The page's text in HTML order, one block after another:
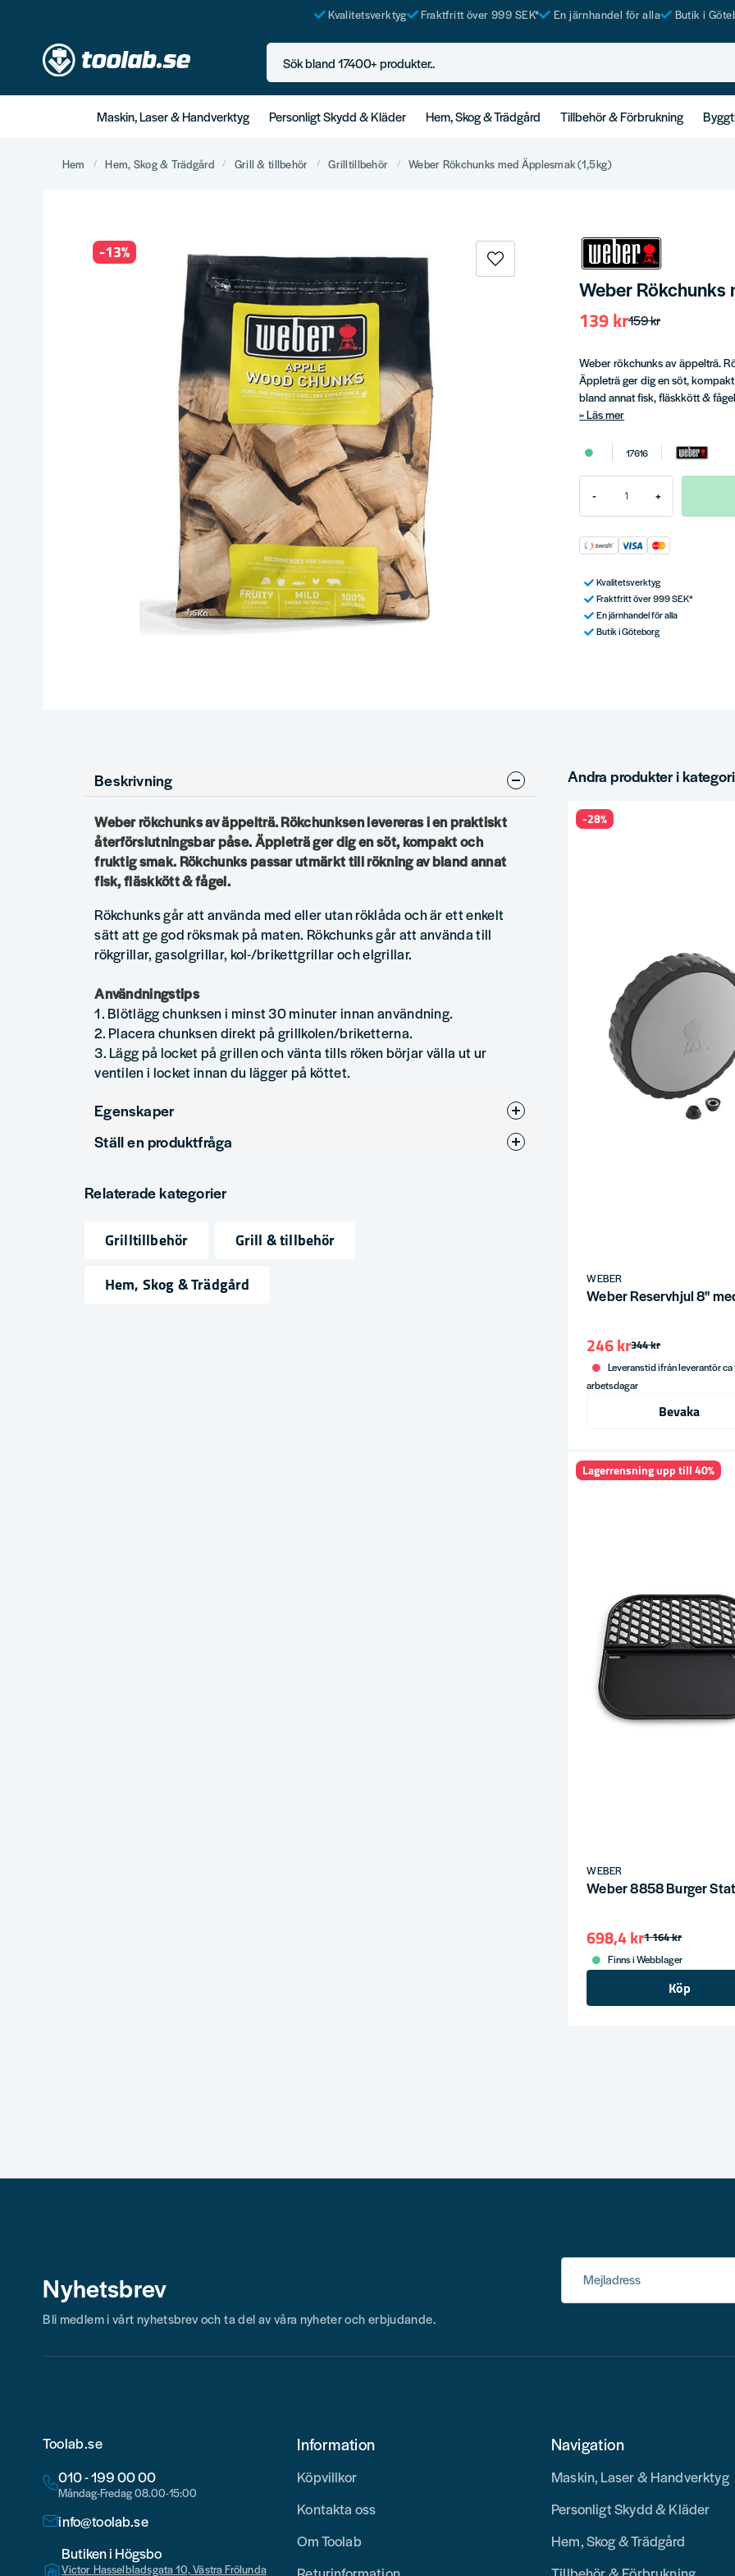
Kvalitetsverktyg Fraktfritt över 999 SEK* En järnhandel för alla Butik i
Sök bland 17400+ produkter..
Maskin, Laser & Handverktyg Personligt Skydd & Kläder Hem, Skog & Trädgård Tillbehör & Förbrukning
Hem Hem, Skog & Trädgård Grill & tillbehör Grilltillbehör Weber Rökchunks med Äpplesmak (1,5kg)
-13%
Weber
159 kr
139 kr
Weber rökchunks av äppelträ.
Äppleträ ger dig en söt,
bland annat fisk, fläskkött &
Läs mer
17616
- +
Kvalitetsverktyg
Fraktfritt över 999 SEK*
En järnhandel för alla
Butik i Göteborg
Beskrivning
Weber rökchunks av äppelträ. Rökchunksen levereras i en praktiskt
återförslutningsbar påse. Äppleträ ger dig en söt, kompakt och
fruktig smak. Rökchunks passar utmärkt till rökning av bland annat
fisk, fläskkött & fågel.
Rökchunks går att använda med eller utan röklåda och är ett enkelt
sätt att ge god röksmak på maten. Rökchunks går att använda till
rökgrillar, gasolgrillar, kol-/brikettgrillar och elgrillar.
Användningstips
1. Blötlägg chunksen i minst 30 minuter innan användning.
2. Placera chunksen direkt på grillkolen/briketterna.
3. Lägg på locket på grillen och vänta tills röken börjar välla ut ur
ventilen i locket innan du lägger på köttet.
Egenskaper
Produkttyp
Ställ en produktfråga
Fråga oss något om denna produkten...
Relaterade kategorier
Grilltillbehör
Grill & tillbehör
Hem, Skog & Trädgård
Andra produkter i
WEBER
Weber Reservhjul 8"
344 kr
246 kr
Leveranstid ifrån leverantör ca
arbetsdagar
Bevaka
-28%
WEBER
Weber 8858 Burger
1 164 kr
698,4 kr
Finns i Webblager
Köp
Lagerrensning upp till 40%
Nyhetsbrev Mejladress
Bli medlem i vårt nyhetsbrev och ta del av våra nyheter och erbjudande.
Toolab.se
010 - 199 00 00
Måndag-Fredag 08.00-15:00
info@toolab.se
Butiken i Högsbo
Victor Hasselbladsgata 10, Västra Frölunda
Information
Köpvillkor
Kontakta oss
Om Toolab
Navigation
Maskin, Laser & Handverktyg
Personligt Skydd & Kläder
Hem, Skog & Trädgård